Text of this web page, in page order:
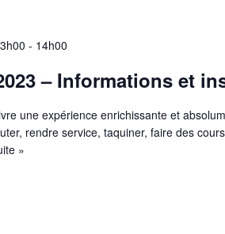
- 14h00
– Informations et
une expérience enrichissante et
rendre service, taquiner, faire des
»